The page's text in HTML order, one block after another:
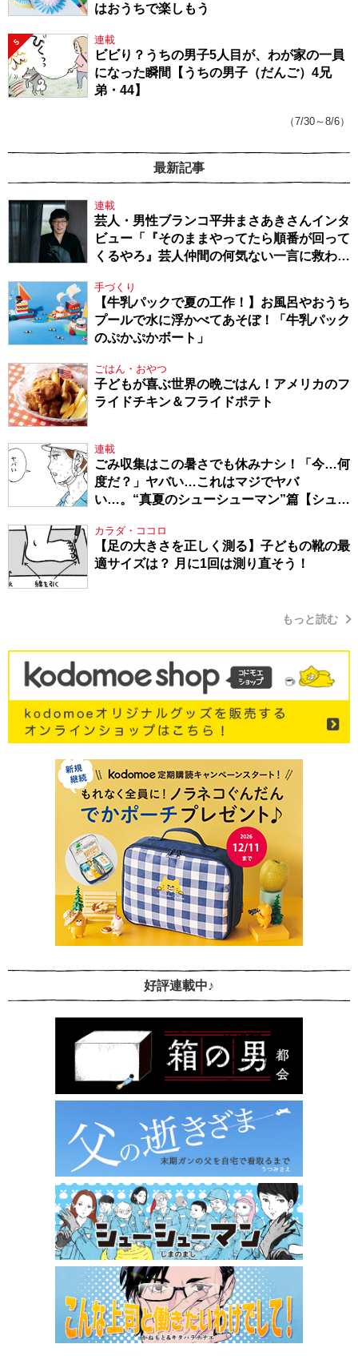
はおうちで楽しもう
5 連載
ビビり？うちの男子5人目が、わが家の一員
になった瞬間【うちの男子（だんご）4兄
弟・44】
（7/30～8/6）
最新記事
連載
芸人・男性ブランコ平井まさあきさんインタ
ビュー「『そのままやってたら順番が回って
くるやろ』芸人仲間の何気ない一言に救われ
手づくり
【牛乳パックで夏の工作！】お風呂やおうち
プールで水に浮かべてあそぼ！「牛乳パック
のぷかぷかボート」
ごはん・おやつ
子どもが喜ぶ世界の晩ごはん！アメリカのフ
ライドチキン＆フライドポテト
連載
ごみ収集はこの暑さでも休みナシ！「今…何
度だ？」ヤバい…これはマジでヤバ
い…。“真夏のシューシューマン”篇【シュー
カラダ・ココロ
【足の大きさを正しく測る】子どもの靴の最
適サイズは？ 月に1回は測り直そう！
もっと読む
好評連載中♪